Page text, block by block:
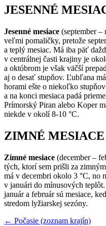
JESENNÉ
Jesenné mesiace (september –
veľmi pomaličky, pretože
a teplý mesiac. Má iba päť
v centrálnej časti krajiny je
a októbrom je však väčší
aj o desať stupňov. Ľubľana
horami ešte o niekoľko
a na konci mesiaca padá
Prímorský Piran alebo Koper
niekde v okolí 8-10 °C.
ZIMNÉ MESIACE
Zimné mesiace (december –
tých, ktorí sem prišli za
má v decembri okolo 3 °C, no
v januári do mínusových
január a február sú mesiace,
stredom lyžiarskej sezóny.
← Počasie (zoznam krajín)